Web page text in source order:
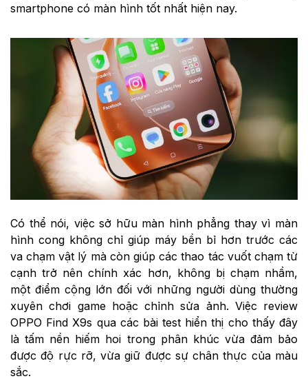
smartphone có màn hình tốt nhất hiện nay.
Có thể nói, việc sở hữu màn hình phẳng thay vì màn
hình cong không chỉ giúp máy bền bỉ hơn trước các
va chạm vật lý mà còn giúp các thao tác vuốt chạm từ
cạnh trở nên chính xác hơn, không bị chạm nhầm,
một điểm cộng lớn đối với những người dùng thường
xuyên chơi game hoặc chỉnh sửa ảnh. Việc review
OPPO Find X9s qua các bài test hiển thị cho thấy đây
là tấm nền hiếm hoi trong phân khúc vừa đảm bảo
được độ rực rỡ, vừa giữ được sự chân thực của màu
sắc.